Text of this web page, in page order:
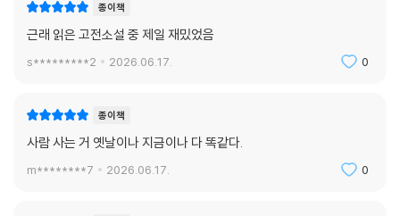
는 몰의 솔직한 고백과 회개를 통해 도덕적 교훈을 주고 싶어했지만 몰이
진정으로 회개했다고 볼 수 있을지 이 인물을 어떻게 받아들일지는 독자에
따라 의견이 갈릴 것이다. 이처럼 논쟁적이지만 주인공의 압도적인 존재감
대폭 각색한 것인 특징인 로빈 라이트, 모건 프리먼 주연의 영화로 재탄생
해 1996년 공개되기도 했다. 알렉스 킹스턴과 대니얼 크레이그가 각각 몰
과 제미로 분한 드라마도 1996년 방영되어 원작소설에 대한 관심을 더욱
종이책
근래 읽은 고전소설 중 제일 재밌었음
s*********2 2026.06.17. 0
종이책
사람 사는 거 옛날이나 지금이나 다 똑같다.
m********7 2026.06.17. 0